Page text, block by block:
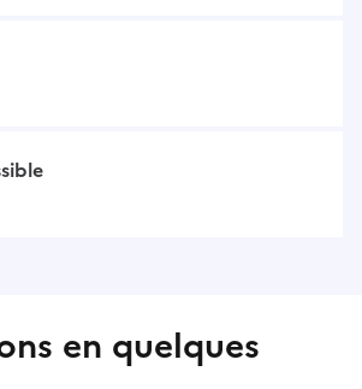
en quelques